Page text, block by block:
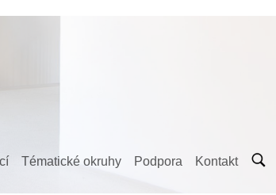
Tématické okruhy Podpora Kontakt